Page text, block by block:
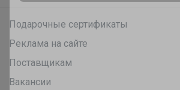
Подарочные сертификаты
Реклама на сайте
Поставщикам
Вакансии
Пеналы, которые наведут
его красиво скроют